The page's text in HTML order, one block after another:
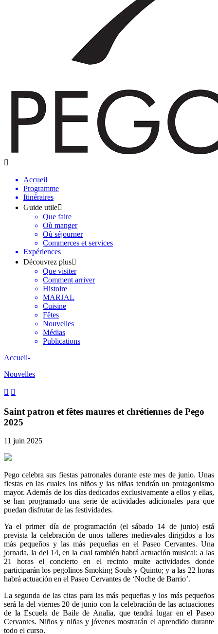
Accueil
Programme
Itinéraires
Guide utile
Que faire
Où manger
Où séjourner
Commerces et services
Expériences
Découvrez plus
Que visiter
Comment arriver
Histoire
MARJAL
Cuisine
Fêtes
Nouvelles
Médias
Publications
Accueil-
Nouvelles
Saint patron et fêtes maures et chrétiennes de Pego
2025
11 juin 2025
Pego celebra sus fiestas patronales durante este mes de junio. Unas
fiestas en las cuales los niños y las niñas tendrán un protagonismo
mayor. Además de los días dedicados exclusivamente a ellos y ellas,
se han programado una serie de actividades adicionales para que
puedan disfrutar de las festividades.
Ya el primer día de programación (el sábado 14 de junio) está
prevista la celebración de unos talleres medievales dirigidos a los
más pequeños y las más pequeñas en el Paseo Cervantes. Una
jornada, la del 14, en la cual también habrá actuación musical: a las
21 horas el concierto en el recinto multe actividades donde
participarán los pegolinos Smoking Souls y Quinto; y a las 22 horas
habrá actuación en el Paseo Cervantes de ‘Noche de Barrio’.
La segunda de las citas para las más pequeñas y los más pequeños
será la del viernes 20 de junio con la celebración de las actuaciones
de la Escuela de Baile de Analia, que tendrá lugar en el Paseo
Cervantes. Niños y niñas y jóvenes mostrarán el aprendido durante
todo el curso.